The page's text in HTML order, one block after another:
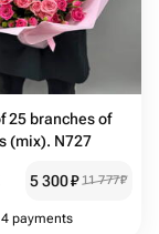
25 branches of
(mix). N727
5 300₽ 11 777₽
4 payments